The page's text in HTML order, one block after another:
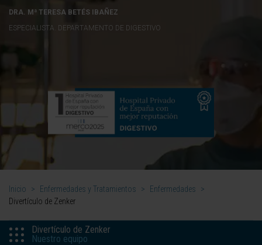
DRA. Mª TERESA BETÉS IBAÑEZ
ESPECIALISTA. DEPARTAMENTO DE DIGESTIVO
Inicio > Enfermedades y Tratamientos > Enfermedades
>
Divertículo de Zenker
Divertículo de Zenker
Nuestro equipo